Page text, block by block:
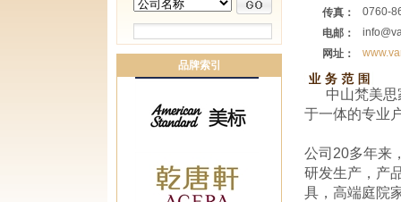
品牌索引
传真：
0760-
电邮：
网址：
中山梵美
于一体的专业
公司20多年来
研发生产，产
具，高端庭院